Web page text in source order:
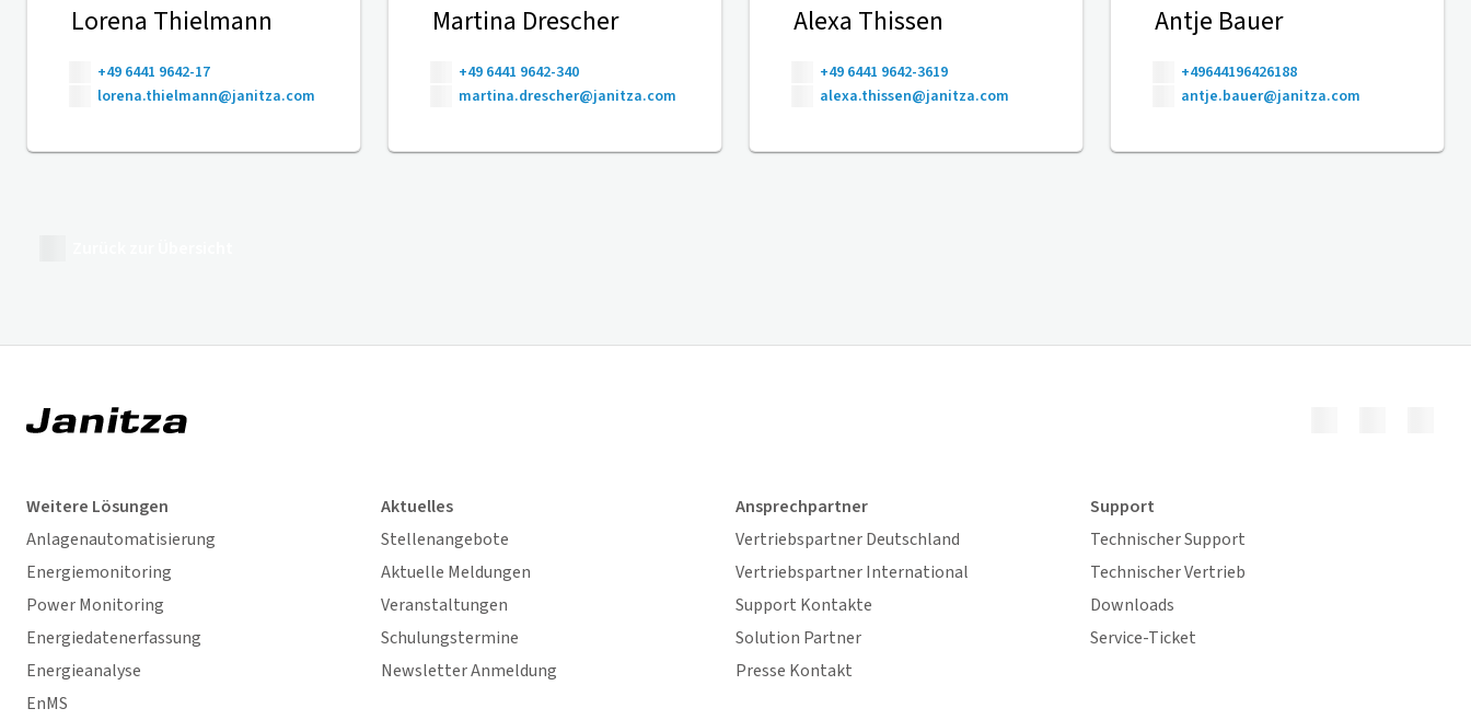
Lorena Thielmann
+49 6441 9642-17
lorena.thielmann@janitza.com
Martina Drescher
+49 6441 9642-340
martina.drescher@janitza.com
Alexa Thissen
+49 6441 9642-3619
alexa.thissen@janitza.com
Antje Bauer
+49644196426188
antje.bauer@janitza.com
Weitere Lösungen
Anlagenautomatisierung
Energiemonitoring
Power Monitoring
Energiedatenerfassung
Energieanalyse
EnMS
Aktuelles
Stellenangebote
Aktuelle Meldungen
Veranstaltungen
Schulungstermine
Newsletter Anmeldung
Ansprechpartner
Vertriebspartner Deutschland
Vertriebspartner International
Support Kontakte
Solution Partner
Presse Kontakt
Support
Technischer Support
Technischer Vertrieb
Downloads
Service-Ticket